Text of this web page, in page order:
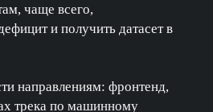
чаще всего,
и получить датасет в
направлениям: фронтенд,
трека по машинному